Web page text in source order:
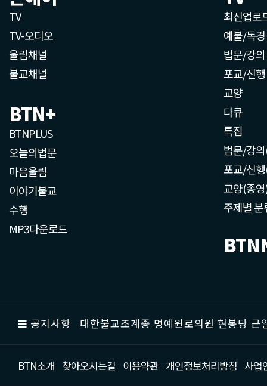
TV
TV-오디오
울림채널
불교채널
BTN+
BTNPLUS
오늘의법문
마음울림
이야기불교
수행
MP3다운로드
최신업로
예불/독경
법문/강의
포교/신행
교양
다큐
특집
법문/강
포교/신
교양(종
주제별 분
공지사항 대한불교조계종 명예원로의원 현봉당
BTN소개 찾아오시는길 이용약관 개인정보처리방침 사업